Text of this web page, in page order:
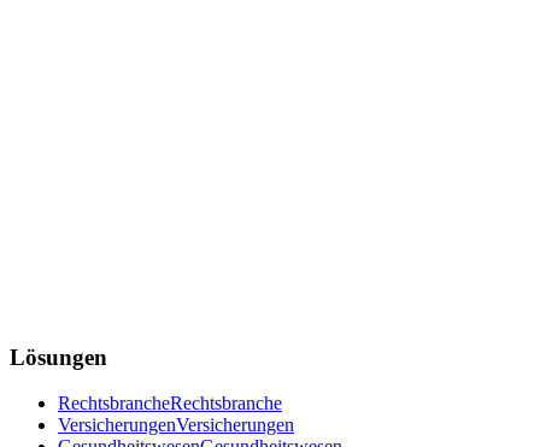
Lösungen
RechtsbrancheRechtsbranche
VersicherungenVersicherungen